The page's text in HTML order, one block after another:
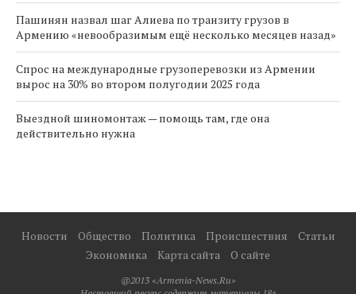
Пашинян назвал шаг Алиева по транзиту грузов в
Армению «невообразимым ещё несколько месяцев назад»
Спрос на международные грузоперевозки из Армении
вырос на 30% во втором полугодии 2025 года
Выездной шиномонтаж — помощь там, где она
действительно нужна
Новости Общество Политика Происшествия
Статьи
Экономика
Карта сайта О сайте
@2013 «Armenia-News.Ru»